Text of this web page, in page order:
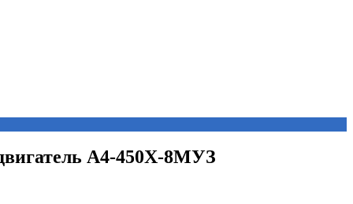
А4-450Х-8MУЗ